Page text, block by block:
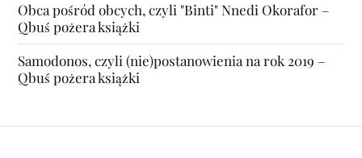
Obca pośród obcych, czyli "Binti" Nnedi Okorafor –
Qbuś pożera książki
Samodonos, czyli (nie)postanowienia na rok 2019 –
Qbuś pożera książki